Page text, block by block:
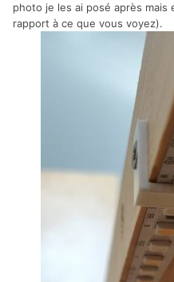
photo je les ai posé après
rapport à ce que vous voyez).